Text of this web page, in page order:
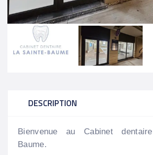
DESCRIPTION
Bienvenue au Cabinet
Baume.